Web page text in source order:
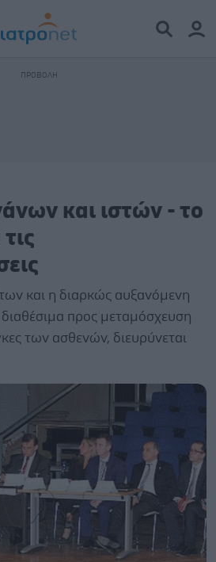
και ιστών - το
και η διαρκώς αυξανόμενη
προς μεταμόσχευση
των ασθενών, διευρύνεται